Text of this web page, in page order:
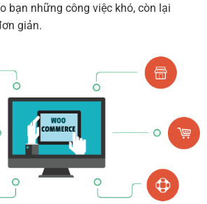
bạn những công việc khó, còn lại
giản.